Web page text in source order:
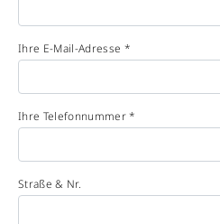
Ihre E-Mail-Adresse *
Ihre Telefonnummer *
Straße & Nr.